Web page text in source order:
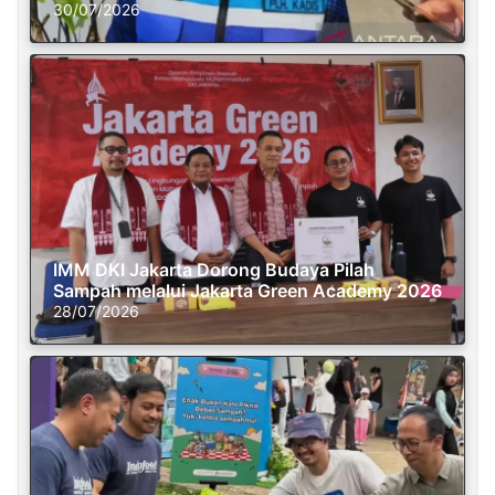
30/07/2026
IMM DKI Jakarta Dorong Budaya Pilah
Sampah melalui Jakarta Green Academy 2026
28/07/2026